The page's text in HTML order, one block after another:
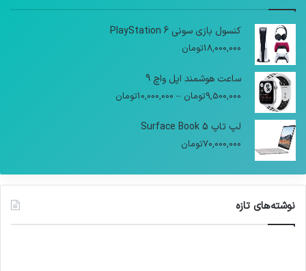
کنسول بازی سونی PlayStation 6
18,000,000تومان
ساعت هوشمند اپل واچ 9
9,500,000تومان –
10,000,000تومان
لپ تاپ Surface Book 5
70,000,000تومان
نوشته‌های تازه